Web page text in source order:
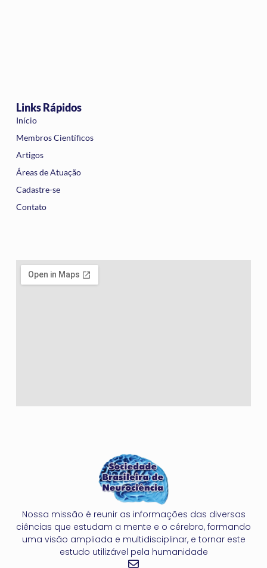
Nossa missão é reunir as informações das diversas
ciências que estudam a mente e o cérebro, formando
uma visão ampliada e multidisciplinar, e tornar este
estudo utilizável pela humanidade
Links Rápidos
Início
Membros Científicos
Artigos
Áreas de Atuação
Cadastre-se
Contato